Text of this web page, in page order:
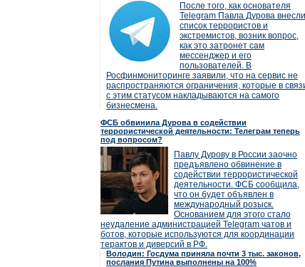
После того, как основателя
Telegram Павла Дурова
список террористов и
экстремистов, возник вопрос,
как это затронет сам
мессенджер и его
пользователей. В
Росфинмониторинге заявили, что на сервис не
распространяются ограничения, которые в
с этим статусом накладываются на самого
бизнесмена.
ФСБ обвинила Дурова в содействии
террористической деятельности: Телеграм теперь
под вопросом?
Павлу Дурову в России заочно
предъявлено обвинение в
содействии террористической
деятельности. ФСБ сообщила,
что он будет объявлен в
международный розыск.
Основанием для этого стало
неудаление администрацией Telegram чатов и
ботов, которые используются для координации
терактов и диверсий в РФ.
Володин: Госдума приняла почти 3 тыс. законов,
послания Путина выполнены на 100%